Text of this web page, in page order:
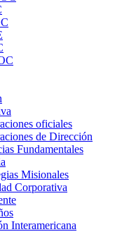
oficiales
de Dirección
Fundamentales
Misionales
Corporativa
Interamericana